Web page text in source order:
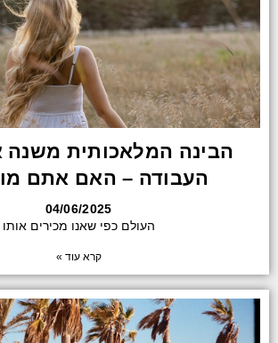
הבינה המלאכותית משנה
העבודה – האם אתם
04/06/2025
העולם כפי שאנו מכירים אותו
קרא עוד »